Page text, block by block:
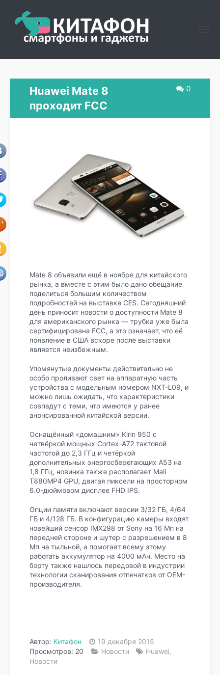
0
Huawei Mate 8
проходит FCC
Mate 8 объявили ещё в ноябре для китайского
рынка, а вместе с этим было дано обещание
поделиться большим количеством
подробностей на выставке CES. Сегодняшний
день приносит новости о доступности Mate 8
для американского рынка — трубка уже была
сертифицирована FCC, а это означает, что её
появление в США вскоре после выставки
является неизбежным.
Упомянутые документы действительно не
особо проливают свет на аппаратную часть
устройства с модельным номером NXT-L09, и
можно лишь ожидать, что характеристики
совпадут с теми, что имеются у ранее
анонсированной китайской версии.
Оснащённый «домашним» Kirin 950 с
четвёркой мощных Cortex-А72 тактовой
частотой до 2,3 ГГц и четёркой
дополнительных энергосберегающих A53 на
1,8 ГГц, новинка также располагает Mali
T880MP4 GPU, двигая пиксели на просторном
6.0-дюймовом дисплее FHD IPS.
Опции памяти включают версии 3/32 ГБ, 4/64
ГБ и 4/128 ГБ. В конфигурацию камеры входят
новейший сенсор IMX298 от Sony на 16 Мп на
передней стороне и шутер с разрешением в 8
Мп на тыльной, а помогает всему этому
работать аккумулятор на 4000 мАч. Место на
борту также нашлось передовой в индустрии
технологии сканирования отпечатков от OEM-
производителя.
Автор: Китафон
19 декабря 2015
Просмотров: 20
Новости Huawei,
Новости